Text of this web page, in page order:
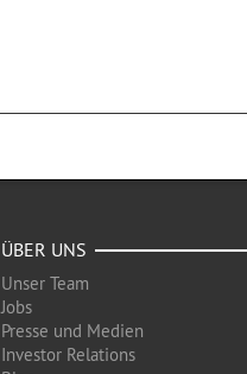
ÜBER UNS
Unser Team
Jobs
Presse und Medien
Investor Relations